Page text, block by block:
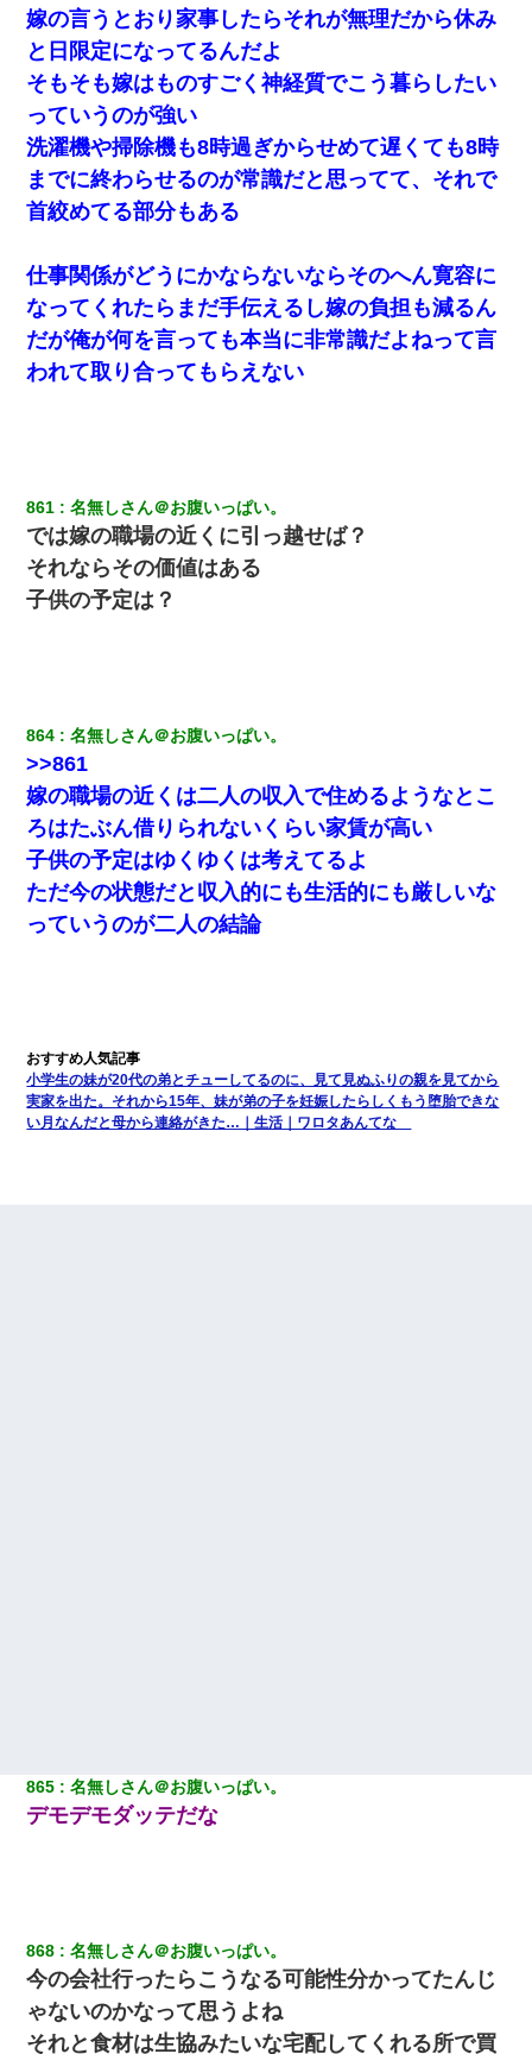
嫁の言うとおり家事したらそれが無理だから休み
と日限定になってるんだよ
そもそも嫁はものすごく神経質でこう暮らしたい
っていうのが強い
洗濯機や掃除機も8時過ぎからせめて遅くても8時
までに終わらせるのが常識だと思ってて、それで
首絞めてる部分もある
仕事関係がどうにかならないならそのへん寛容に
なってくれたらまだ手伝えるし嫁の負担も減るん
だが俺が何を言っても本当に非常識だよねって言
われて取り合ってもらえない
861 名無しさん＠お腹いっぱい。
では嫁の職場の近くに引っ越せば？
それならその価値はある
子供の予定は？
864 名無しさん＠お腹いっぱい。
>>861
嫁の職場の近くは二人の収入で住めるようなとこ
ろはたぶん借りられないくらい家賃が高い
子供の予定はゆくゆくは考えてるよ
ただ今の状態だと収入的にも生活的にも厳しいな
っていうのが二人の結論
小学生の妹が20代の弟とチューしてるのに、見て見ぬふりの親を見てから
実家を出た。それから15年、妹が弟の子を妊娠したらしくもう堕胎できな
い月なんだと母から連絡がきた…｜生活｜ワロタあんてな
865 名無しさん＠お腹いっぱい。
デモデモダッテだな
868 名無しさん＠お腹いっぱい。
今の会社行ったらこうなる可能性分かってたんじ
ゃないのかなって思うよね
それと食材は生協みたいな宅配してくれる所で買